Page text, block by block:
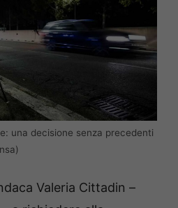
una decisione senza precedenti
Valeria Cittadin –